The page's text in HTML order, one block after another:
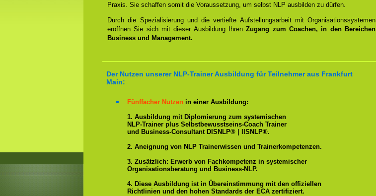
Praxis. Sie schaffen somit die Voraussetzung, um selbst NLP ausbilden zu dürfen.
Durch die Spezialisierung und die vertiefte Aufstellungsarbeit mit Organisationssystemen
eröffnen Sie sich mit dieser Ausbildung IhrenZugang zum Coachen, in den Bereichen
Business und Management.
Der Nutzen unserer NLP-Trainer Ausbildung für Teilnehmer aus Frankfurt
Main:
Fünffacher Nutzen in einer Ausbildung:
1. Ausbildung mit Diplomierung zum systemischen
NLP-Trainer plus Selbstbewusstseins-Coach Trainer
und Business-Consultant DISNLP® | IISNLP®.
2. Aneignung von NLP Trainerwissen und Trainerkompetenzen.
3. Zusätzlich: Erwerb von Fachkompetenz in systemischer
Organisationsberatung und Business-NLP.
4. Diese Ausbildung ist in Übereinstimmung mit den offiziellen
Richtlinien und den hohen Standards der ECA zertifiziert.